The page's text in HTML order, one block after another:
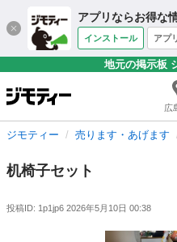
アプリならお得な
インストール アプ
地元の掲示板
広
ジモティー 売ります・あげます
机椅子セット
投稿ID: 1p1jp6 2026年5月10日 00:38